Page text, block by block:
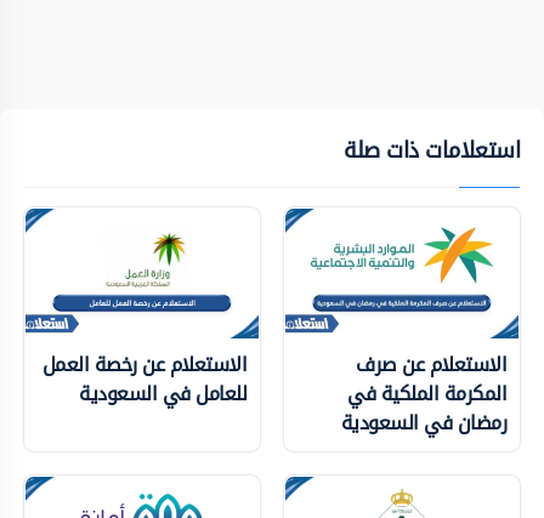
استعلامات ذات صلة
الاستعلام عن صرف
المكرمة الملكية في
رمضان في السعودية
الاستعلام عن رخصة العمل
للعامل في السعودية